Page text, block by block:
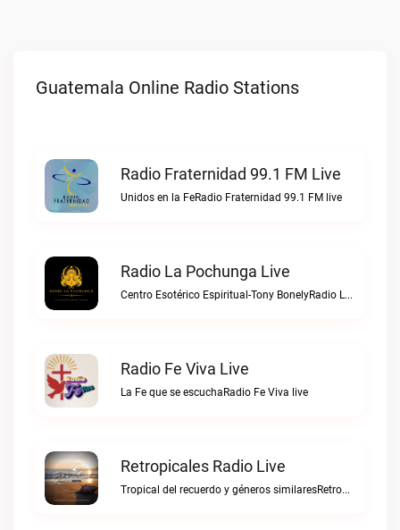
Guatemala Online Radio Stations
Radio Fraternidad 99.1 FM Live
Unidos en la FeRadio Fraternidad 99.1 FM live
Radio La Pochunga Live
Centro Esotérico Espiritual-Tony BonelyRadio La Pochunga live
Radio Fe Viva Live
La Fe que se escuchaRadio Fe Viva live
Retropicales Radio Live
Tropical del recuerdo y géneros similaresRetropicales Radio live